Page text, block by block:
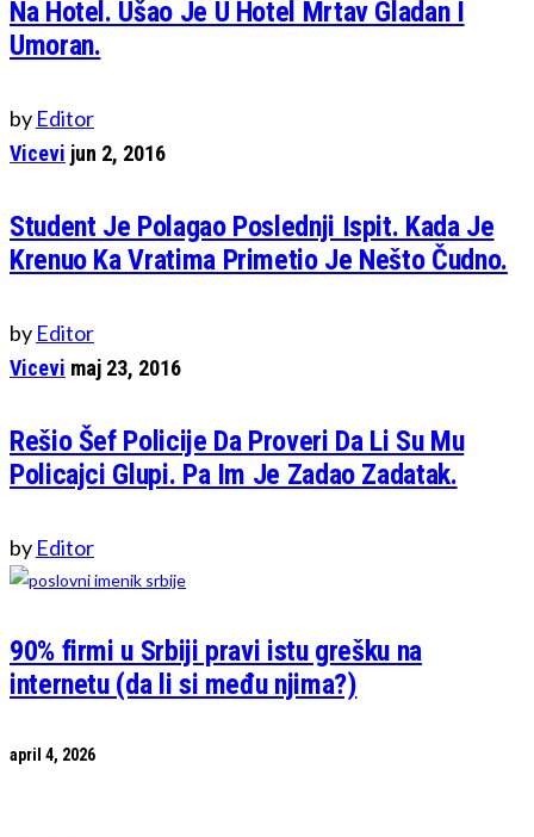
Na Hotel. Ušao Je U Hotel Mrtav Gladan I
Umoran.
by Editor
Vicevi jun 2, 2016
Student Je Polagao Poslednji Ispit. Kada Je
Krenuo Ka Vratima Primetio Je Nešto Čudno.
by Editor
Vicevi maj 23, 2016
Rešio Šef Policije Da Proveri Da Li Su Mu
Policajci Glupi. Pa Im Je Zadao Zadatak.
by Editor
90% firmi u Srbiji pravi istu grešku na
internetu (da li si među njima?)
april 4, 2026